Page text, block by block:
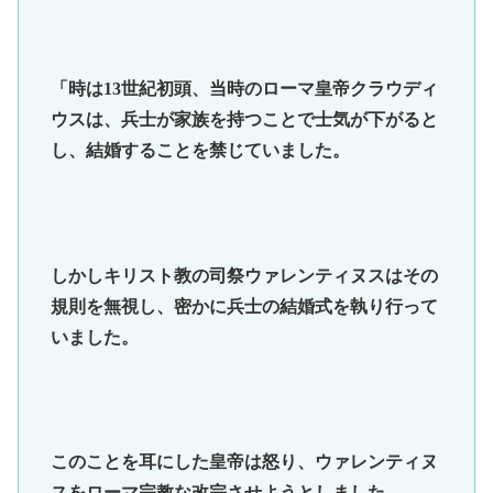
「時は13世紀初頭、当時のローマ皇帝クラウディ
ウスは、兵士が家族を持つことで士気が下がると
し、結婚することを禁じていました。
しかしキリスト教の司祭ウァレンティヌスはその
規則を無視し、密かに兵士の結婚式を執り行って
いました。
このことを耳にした皇帝は怒り、ウァレンティヌ